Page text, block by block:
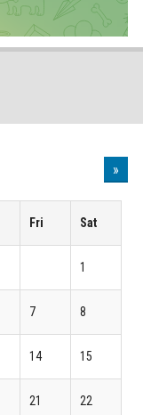
»
Fri Sat
1
7 8
14 15
21 22